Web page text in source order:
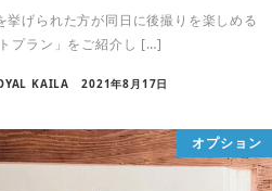
挙げられた方が同日に後撮りを楽しめる
プラン」をご紹介し […]
KAILA 2021年8月17日
オプション